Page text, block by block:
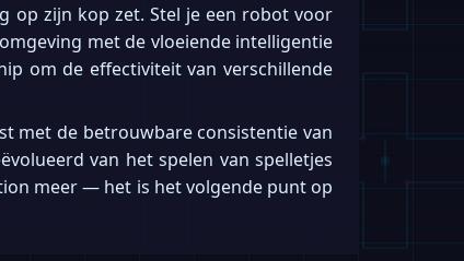
op zijn kop zet. Stel je een robot voor
met de vloeiende intelligentie
om de effectiviteit van verschillende
met de betrouwbare consistentie van
van het spelen van spelletjes
meer — het is het volgende punt op